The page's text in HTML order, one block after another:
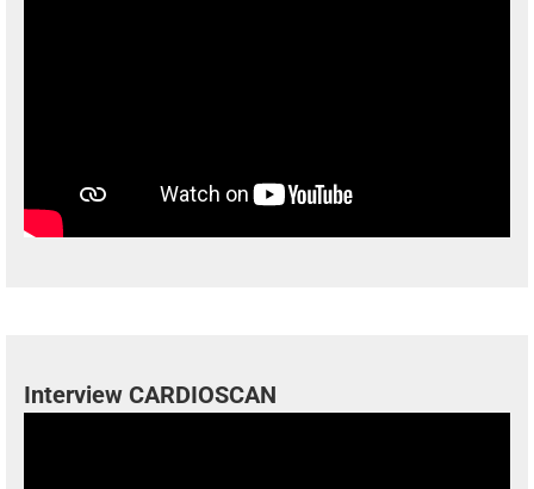
Interview CARDIOSCAN